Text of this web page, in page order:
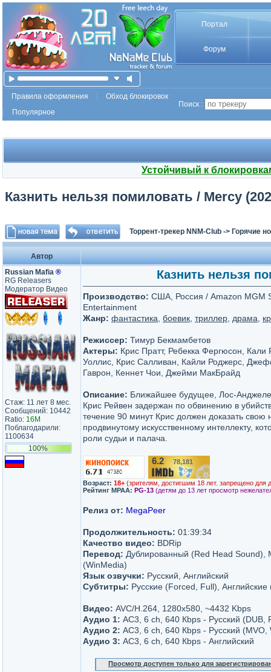
Портал
Форум
Правила оформления
Обход блокировок
Популярное
Поиск :
Устойчивый к
Казнить нельзя помиловать / Mercy
Торрент-трекер NNM-Club -> Горячие
Автор
Russian Mafia ®
RG Releasers
Модератор Видео
Стаж: 11 лет 8 мес.
Сообщений: 10442
Ratio: 16M
Поблагодарили:
1100634
100%
Казнить нельзя
Производство: США, Россия / Amazon MGM
Entertainment
Жанр: фантастика боевик триллер драма
Режиссер: Тимур Бекмамбетов
Актеры: Крис Пратт, Ребекка Фергюсон, Кали
Уоллис, Крис Салливан, Кайли Роджерс,
Гаврон, Кеннет Чои, Джейми МакБрайд
Описание: Ближайшее будущее, Лос-
Крис Рейвен задержан по обвинению в
течение 90 минут Крис должен доказать свою
продвинутому искусственному интеллекту,
роли судьи и палача.
6.2 78,181
Возраст: 18+ (зрителям, достигшим 18 лет. запрещено для
Рейтинг MPAA: PG-13 (детям до 13 лет просмотр
Релиз от: MegaPeer
Продолжительность: 01:39:34
Качество видео: BDRip
Перевод: Дублированный (Red Head Sound),
(WinMedia)
Язык озвучки: Русский, Английский
Субтитры: Русские (Forced, Full), Английские
Видео: AVC/H.264, 1280x580, ~4432 Kbps
Аудио 1: AC3, 6 ch, 640 Кbps - Русский (DUB,
Аудио 2: AC3, 6 ch, 640 Кbps - Русский (MVO,
Аудио 3: AC3, 6 ch, 640 Кbps - Английский
Просмотр доступен только для